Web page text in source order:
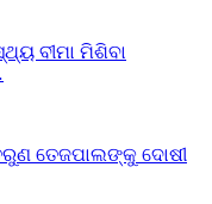
ବୀମା ମିଶିବା
ତେଜପାଲଙ୍କୁ ଦୋଷୀ